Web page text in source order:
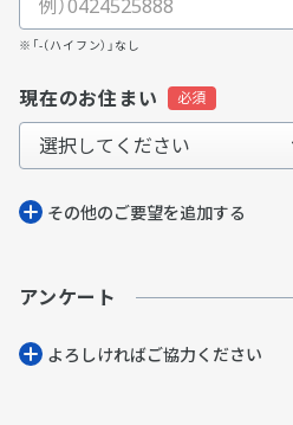
※「-（ハイフン）」なし
現在のお住まい
その他のご要望を追加する
アンケート
よろしければご協⼒ください